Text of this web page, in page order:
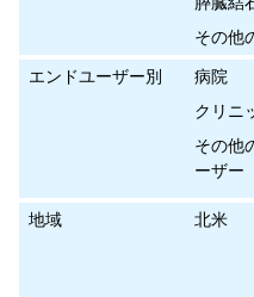
その他
エンドユーザー別
病院
クリニ
その他
ーザー
地域 北米